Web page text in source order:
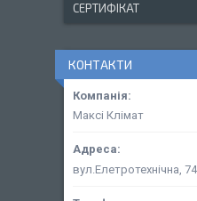
СЕРТИФІКАТ
КОНТАКТИ
Максі Клімат
вул.Елетротехнічна,